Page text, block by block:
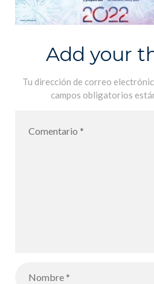
Add your
Tu dirección de correo
campos obligatorios